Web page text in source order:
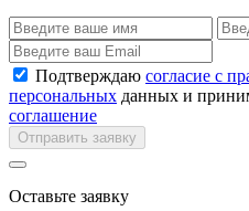
Подтверждаю согласие с
персональных данных и
соглашение
Отправить заявку
Оставьте заявку